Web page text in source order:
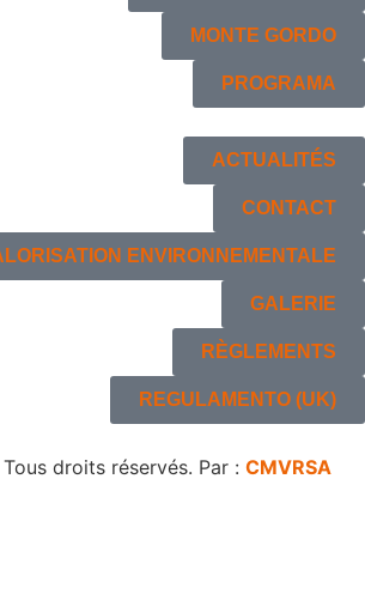
MONTE GORDO
PROGRAMA
ACTUALITÉS
CONTACT
ENVIRONNEMENTALE
GALERIE
RÈGLEMENTS
REGULAMENTO (UK)
droits réservés. Par : CMVRSA